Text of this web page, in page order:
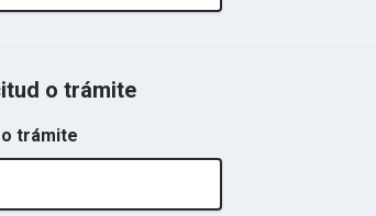
o trámite
trámite